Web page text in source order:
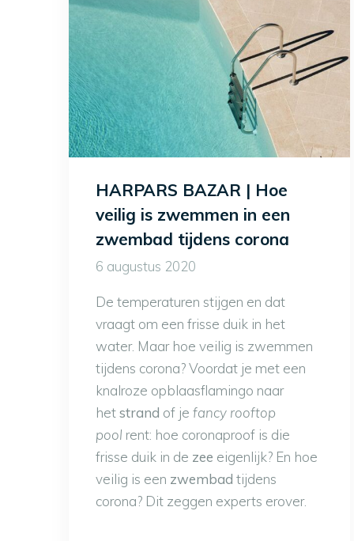
HARPARS BAZAR | Hoe
veilig is zwemmen in een
zwembad tijdens corona
6 augustus 2020
De temperaturen stijgen en dat
vraagt om een frisse duik in het
water. Maar hoe veilig is zwemmen
tijdens corona? Voordat je met een
knalroze opblaasflamingo naar
hetstrand of je fancy rooftop
pool rent: hoe coronaproof is die
frisse duik in de zee eigenlijk? En hoe
veilig is een zwembad tijdens
corona? Dit zeggen experts erover.